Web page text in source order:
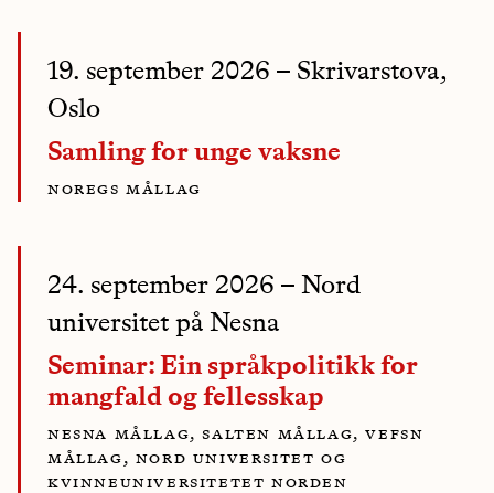
19. september 2026 – Skrivarstova,
Oslo
Samling for unge vaksne
noregs mållag
24. september 2026 – Nord
universitet på Nesna
Seminar: Ein språkpolitikk for
mangfald og fellesskap
nesna mållag, salten mållag, vefsn
mållag, nord universitet og
kvinneuniversitetet norden